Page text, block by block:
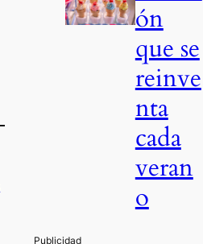
ón
que se
reinve
nta
cada
veran
o